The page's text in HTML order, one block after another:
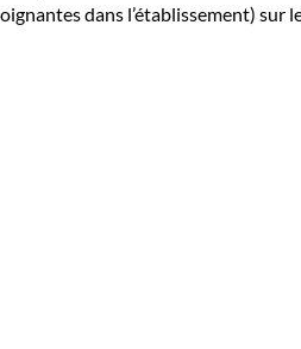
dans l’établissement) sur